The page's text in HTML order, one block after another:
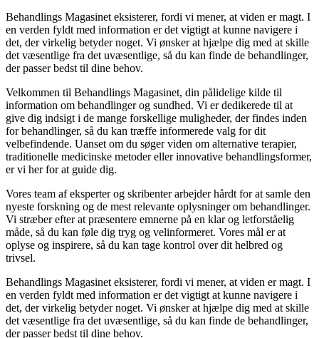
Behandlings Magasinet eksisterer, fordi vi mener, at viden er magt. I
en verden fyldt med information er det vigtigt at kunne navigere i
det, der virkelig betyder noget. Vi ønsker at hjælpe dig med at skille
det væsentlige fra det uvæsentlige, så du kan finde de behandlinger,
der passer bedst til dine behov.
Velkommen til Behandlings Magasinet, din pålidelige kilde til
information om behandlinger og sundhed. Vi er dedikerede til at
give dig indsigt i de mange forskellige muligheder, der findes inden
for behandlinger, så du kan træffe informerede valg for dit
velbefindende. Uanset om du søger viden om alternative terapier,
traditionelle medicinske metoder eller innovative behandlingsformer,
er vi her for at guide dig.
Vores team af eksperter og skribenter arbejder hårdt for at samle den
nyeste forskning og de mest relevante oplysninger om behandlinger.
Vi stræber efter at præsentere emnerne på en klar og letforståelig
måde, så du kan føle dig tryg og velinformeret. Vores mål er at
oplyse og inspirere, så du kan tage kontrol over dit helbred og
trivsel.
Behandlings Magasinet eksisterer, fordi vi mener, at viden er magt. I
en verden fyldt med information er det vigtigt at kunne navigere i
det, der virkelig betyder noget. Vi ønsker at hjælpe dig med at skille
det væsentlige fra det uvæsentlige, så du kan finde de behandlinger,
der passer bedst til dine behov.